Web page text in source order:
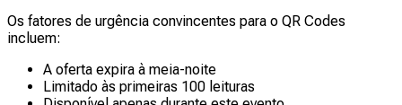
Os fatores de urgência convincentes para o QR Codes
incluem:
A oferta expira à meia-noite
Limitado às primeiras 100 leituras